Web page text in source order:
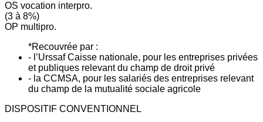
OS vocation interpro.
(3 à 8%)
OP multipro.
*Recouvrée par :
- l’Urssaf Caisse nationale, pour les entreprises privées
et publiques relevant du champ de droit privé
- la CCMSA, pour les salariés des entreprises relevant
du champ de la mutualité sociale agricole
DISPOSITIF CONVENTIONNEL